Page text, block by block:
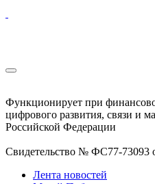
Функционирует при
цифрового развития, связи и
Российской Федерации
Свидетельство № ФС77-73093
Лента новостей